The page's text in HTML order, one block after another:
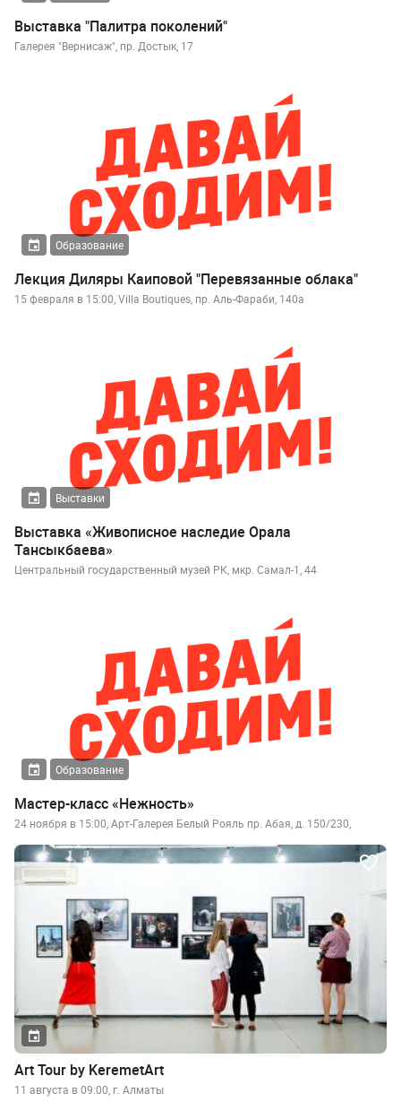
Выставка "Палитра поколений"
Галерея "Вернисаж", пр. Достык, 17
Образование
Лекция Диляры Каиповой "Перевязанные облака"
15 февраля в 15:00, Villa Boutiques, пр. Аль-Фараби, 140а
Выставки
Выставка «Живописное наследие Орала
Тансыкбаева»
Центральный государственный музей РК, мкр. Самал-1, 44
Образование
Мастер-класс «Нежность»
24 ноября в 15:00, Арт-Галерея Белый Рояль пр. Абая, д. 150/230,
Art Tour by KeremetArt
11 августа в 09:00, г. Алматы